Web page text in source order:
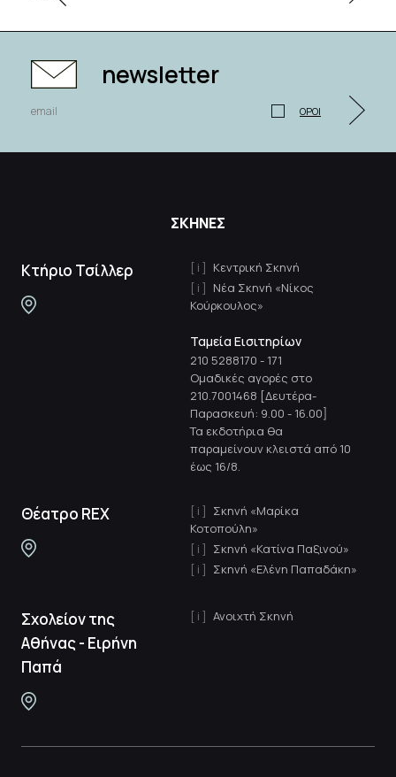
newsletter
ΟΡΟΙ
ΣΚΗΝΕΣ
Κτήριο Τσίλλερ
Κεντρική Σκηνή
Νέα Σκηνή «Νίκος
Κούρκουλος»
Ταμεία Εισιτηρίων
210 5288170 - 171
Ομαδικές αγορές στο
210.7001468 [Δευτέρα-
Παρασκευή: 9.00 - 16.00]
Τα εκδοτήρια θα
παραμείνουν κλειστά από 10
έως 16/8.
Θέατρο REX
Σκηνή «Μαρίκα
Κοτοπούλη»
Σκηνή «Κατίνα Παξινού»
Σκηνή «Ελένη Παπαδάκη»
Σχολείον της
Αθήνας - Ειρήνη
Παπά
Ανοιχτή Σκηνή